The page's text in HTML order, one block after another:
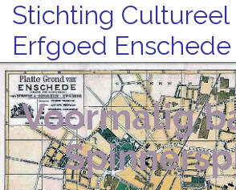
Stichting Cultureel
Erfgoed Enschede
Voormalig